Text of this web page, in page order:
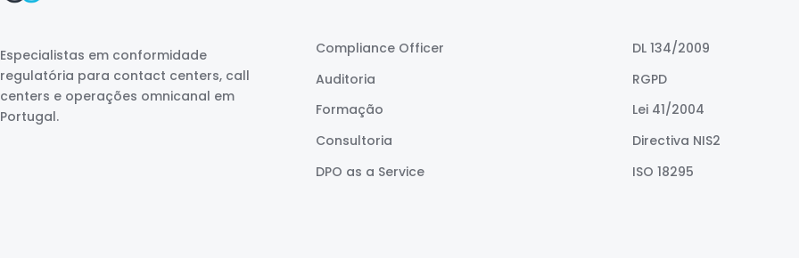
Especialistas em conformidade
regulatória para contact centers, call
centers e operações omnicanal em
Portugal.
Compliance Officer
Auditoria
Formação
Consultoria
DPO as a Service
DL 134/2009
RGPD
Lei 41/2004
Directiva NIS2
ISO 18295